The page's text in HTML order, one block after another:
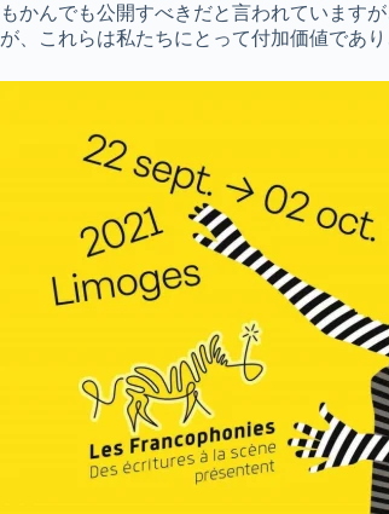
もかんでも公開すべきだと言われています
が、これらは私たちにとって付加価値であ